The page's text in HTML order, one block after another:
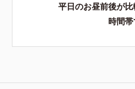
平日のお昼前後が
時間帯